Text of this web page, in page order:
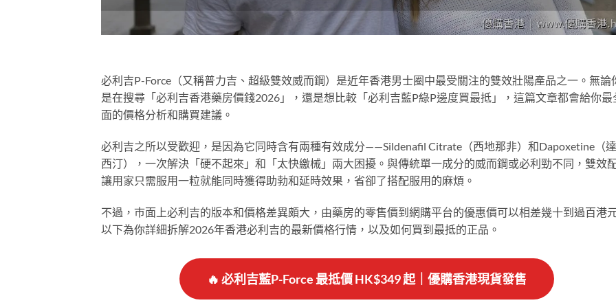
必利吉P-Force（又稱普力吉、超級雙效威而鋼）是近年香港男士圈中最受關注的雙效壯陽產品之一。無論
是在搜尋「必利吉香港藥房價錢2026」，還是想比較「必利吉藍P綠P邊度買最抵」，這篇文章都會給你最
面的價格分析和購買建議。
必利吉之所以受歡迎，是因為它同時含有兩種有效成分——Sildenafil Citrate（西地那非）和Dapoxetine（
西汀），一次解決「硬不起來」和「太快繳械」兩大困擾。與傳統單一成分的威而鋼或必利勁不同，雙效
讓用家只需服用一粒就能同時獲得助勃和延時效果，省卻了搭配服用的麻煩。
不過，巿面上必利吉的版本和價格差異頗大，由藥房的零售價到網購平台的優惠價可以相差幾十到過百港
以下為你詳細拆解2026年香港必利吉的最新價格行情，以及如何買到最抵的正品。
🔥 必利吉藍P-Force 最抵價 HK$349 起｜優購香港現貨發售